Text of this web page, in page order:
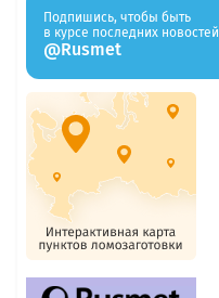
Подпишись, чтобы быть
в курсе последних новостей
@Rusmet